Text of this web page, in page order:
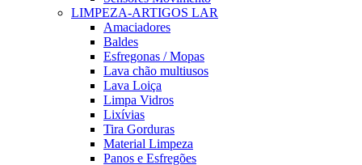
LIMPEZA-ARTIGOS LAR
Amaciadores
Baldes
Esfregonas / Mopas
Lava chão multiusos
Lava Loiça
Limpa Vidros
Lixívias
Tira Gorduras
Material Limpeza
Panos e Esfregões